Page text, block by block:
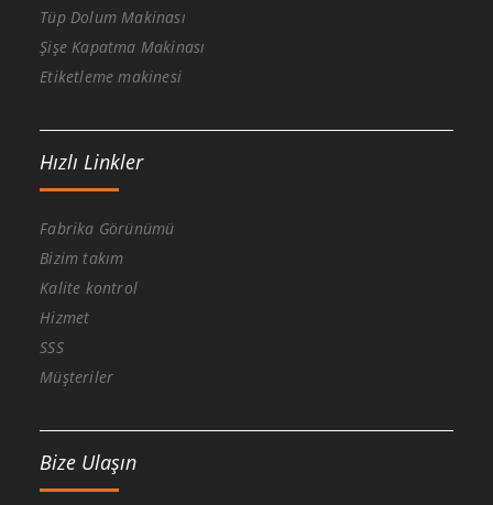
Tüp Dolum Makinası
Şişe Kapatma Makinası
Etiketleme makinesi
Hızlı Linkler
Fabrika Görünümü
Bizim takım
Kalite kontrol
Hizmet
SSS
Müşteriler
Bize Ulaşın